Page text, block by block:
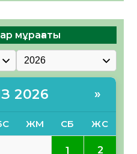
мұрағаты
2026 »
ЖМ СБ ЖС
1 2